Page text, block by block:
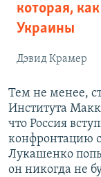
которая,
Украины
Дэвид Крамер
Тем не менее,
Института
что Россия
конфронтацию
Лукашенко
он никогда не